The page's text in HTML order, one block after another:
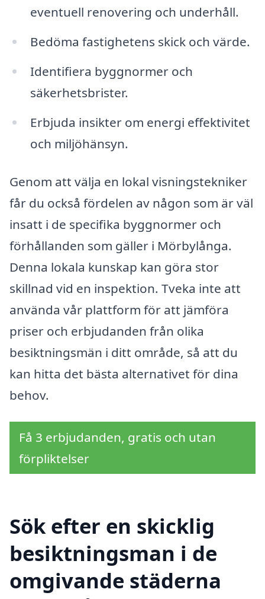
eventuell renovering och underhåll.
Bedöma fastighetens skick och värde.
Identifiera byggnormer och
säkerhetsbrister.
Erbjuda insikter om energi effektivitet
och miljöhänsyn.
Genom att välja en lokal visningstekniker
får du också fördelen av någon som är väl
insatt i de specifika byggnormer och
förhållanden som gäller i Mörbylånga.
Denna lokala kunskap kan göra stor
skillnad vid en inspektion. Tveka inte att
använda vår plattform för att jämföra
priser och erbjudanden från olika
besiktningsmän i ditt område, så att du
kan hitta det bästa alternativet för dina
behov.
Få 3 erbjudanden, gratis och utan
förpliktelser
Sök efter en skicklig
besiktningsman i de
omgivande städerna